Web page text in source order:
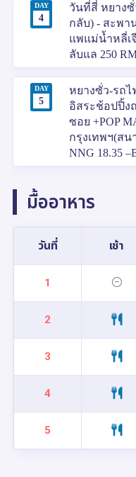
DAY
4
วันที่สี่ หยางซั่
กลับ) - สะพา
แพแม่น้ำหลี่เ
ลับแล 250
DAY
5
หยางซั่ว-รถ
อิสระช้อปปิ้ง
ซอย +POP
กรุงเทพฯ(ส
NNG 18.35
มื้ออาหาร
วันที่ เช้า
1
2
3
4
5